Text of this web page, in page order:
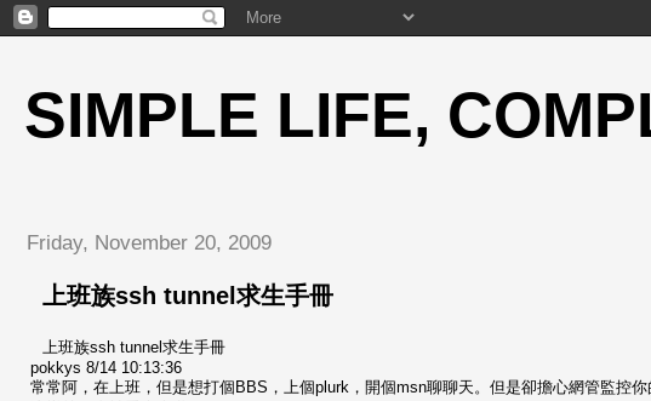
SIMPLE LIFE,
Friday, November 20, 2009
上班族ssh tunnel求生手冊
上班族ssh tunnel求生手冊
pokkys 8/14 10:13:36
常常阿，在上班，但是想打個BBS，上個plurk，開個msn聊聊天。但是卻擔心網管監控